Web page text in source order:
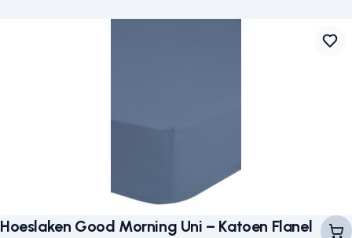
Hoeslaken Good Morning Uni – Katoen Flanel